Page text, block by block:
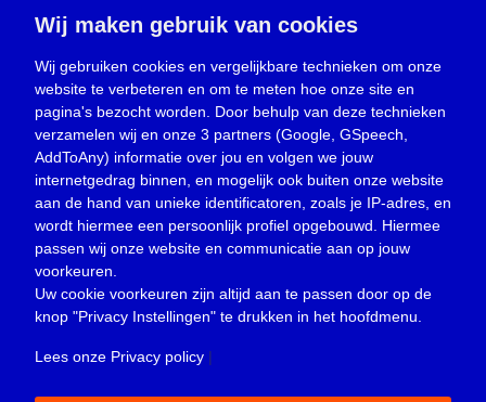
Gemeentepagina(104)
Ingezonden brief(539)
Media(156)
Nieuws (23.330)
Oproep(734)
Overlijden(39)
Podcast(18)
prijsvraag (5)
Religie (1.438)
Service(226)
Wij maken gebruik van cookies
Wij gebruiken cookies en vergelijkbare technieken om onze
website te verbeteren en om te meten hoe onze site en
pagina's bezocht worden. Door behulp van deze technieken
verzamelen wij en onze 3 partners (Google, GSpeech,
AddToAny) informatie over jou en volgen we jouw
internetgedrag binnen, en mogelijk ook buiten onze website
aan de hand van unieke identificatoren, zoals je IP-adres, en
wordt hiermee een persoonlijk profiel opgebouwd. Hiermee
passen wij onze website en communicatie aan op jouw
voorkeuren.
Uw cookie voorkeuren zijn altijd aan te passen door op de
knop "Privacy Instellingen" te drukken in het hoofdmenu.
Lees onze Privacy policy |